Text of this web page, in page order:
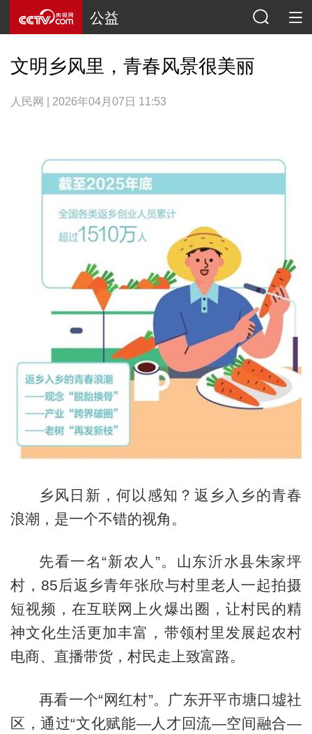
公益
文明乡风里，青春风景很美丽
人民网 | 2026年04月07日 11:53
乡风日新，何以感知？返乡入乡的青春
浪潮，是一个不错的视角。
先看一名“新农人”。山东沂水县朱家坪
村，85后返乡青年张欣与村里老人一起拍摄
短视频，在互联网上火爆出圈，让村民的精
神文化生活更加丰富，带领村里发展起农村
电商、直播带货，村民走上致富路。
再看一个“网红村”。广东开平市塘口墟社
区，通过“文化赋能—人才回流—空间融合—